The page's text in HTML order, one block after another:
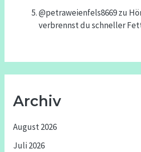
@petraweienfels8669zu
verbrennst du schneller
Archiv
August 2026
Juli 2026